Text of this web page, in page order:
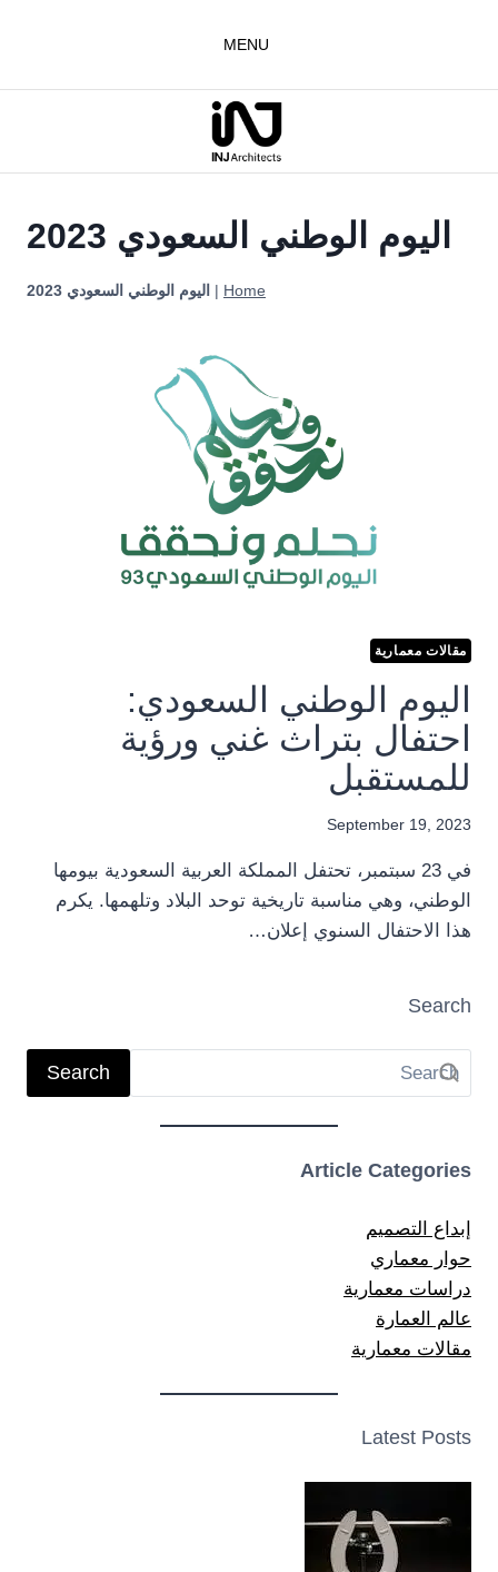
MENU
اليوم الوطني السعودي 2023
Home
| اليوم الوطني السعودي 2023
مقالات معمارية
اليوم الوطني السعودي:
احتفال بتراث غني ورؤية
للمستقبل
September 19, 2023
في 23 سبتمبر، تحتفل المملكة العربية السعودية بيومها
الوطني، وهي مناسبة تاريخية توحد البلاد وتلهمها. يكرم
هذا الاحتفال السنوي إعلان…
Search
Search
Article Categories
إبداع التصميم
حوار معماري
دراسات معمارية
عالم العمارة
مقالات معمارية
Latest Posts